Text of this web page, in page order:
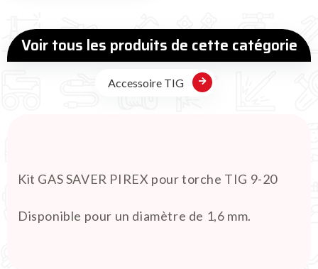
Voir tous les produits de cette catégorie
Accessoire TIG
Kit GAS SAVER PIREX pour torche TIG 9-20
Disponible pour un diamètre de 1,6 mm.